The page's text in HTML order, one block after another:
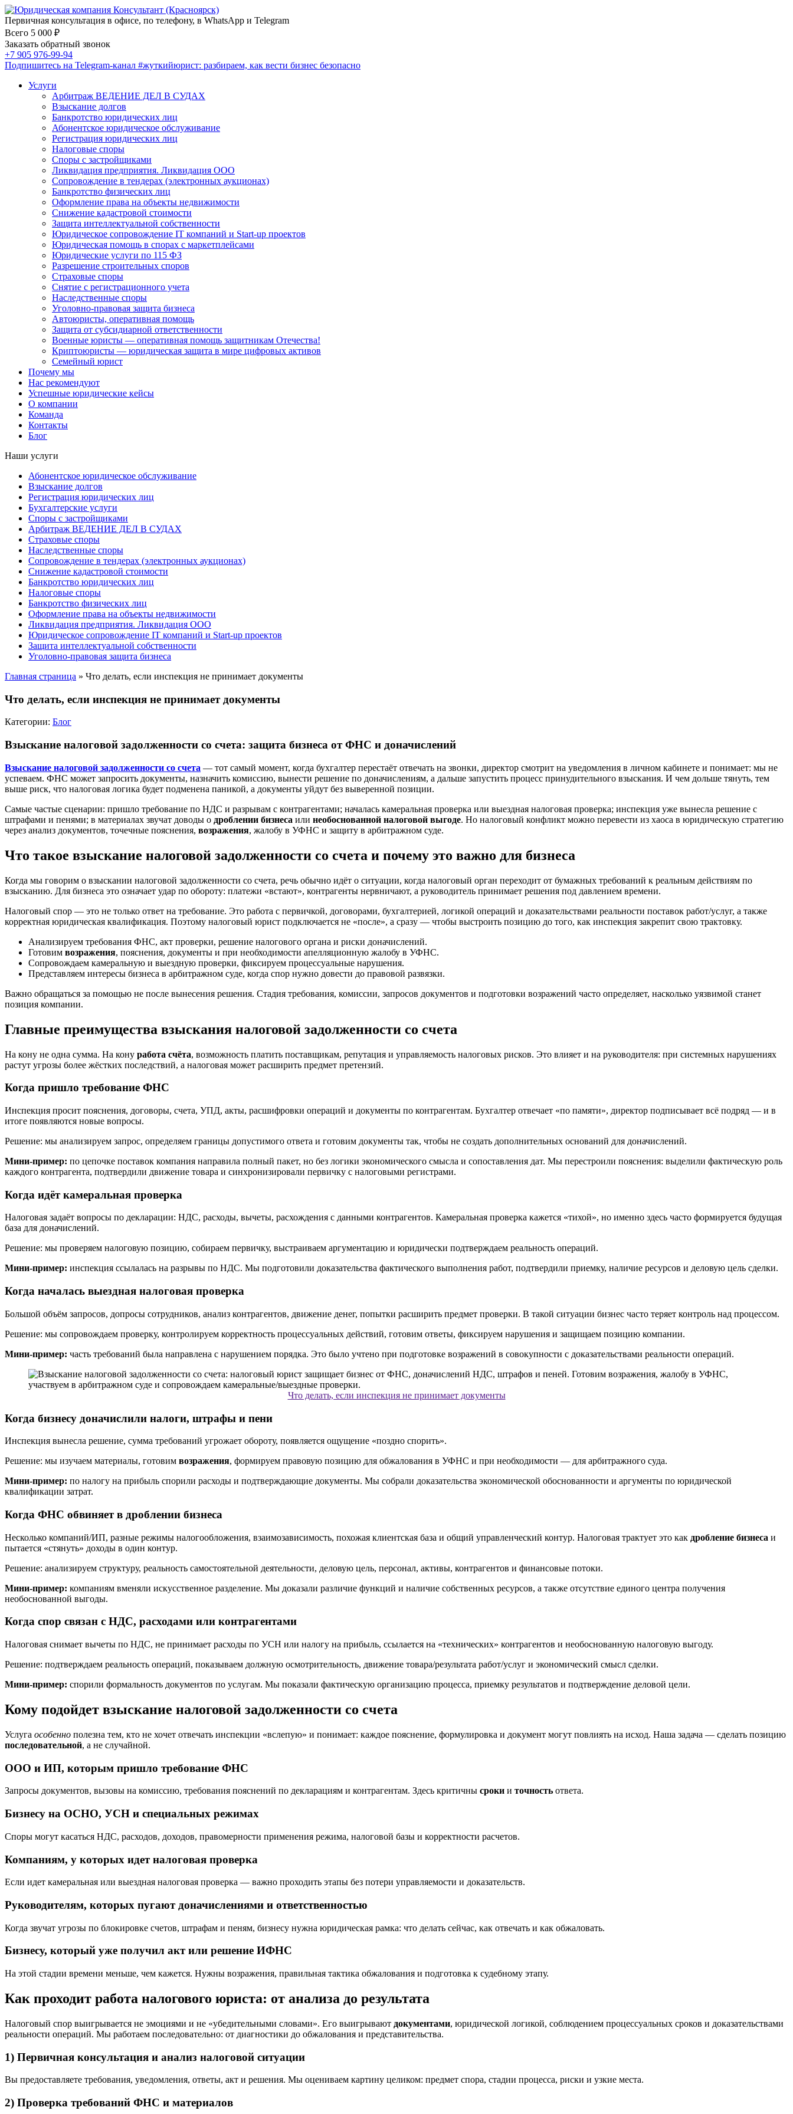
Первичная консультация в офисе, по телефону, в WhatsApp и Telegram
Всего 5 000 ₽
Заказать обратный звонок
+7 905 976-99-94
Подпишитесь на Telegram-канал #жуткийюрист: разбираем, как вести бизнес безопасно
Услуги
Арбитраж ВЕДЕНИЕ ДЕЛ В СУДАХ
Взыскание долгов
Банкротство юридических лиц
Абонентское юридическое обслуживание
Регистрация юридических лиц
Налоговые споры
Споры с застройщиками
Ликвидация предприятия. Ликвидация ООО
Сопровождение в тендерах (электронных аукционах)
Банкротство физических лиц
Оформление права на объекты недвижимости
Снижение кадастровой стоимости
Защита интеллектуальной собственности
Юридическое сопровождение IT компаний и Start-up проектов
Юридическая помощь в спорах с маркетплейсами
Юридические услуги по 115 ФЗ
Разрешение строительных споров
Страховые споры
Снятие с регистрационного учета
Наследственные споры
Уголовно-правовая защита бизнеса
Автоюристы, оперативная помощь
Защита от субсидиарной ответственности
Военные юристы — оперативная помощь защитникам Отечества!
Криптоюристы — юридическая защита в мире цифровых активов
Семейный юрист
Почему мы
Нас рекомендуют
Успешные юридические кейсы
О компании
Команда
Контакты
Блог
Наши услуги
Абонентское юридическое обслуживание
Взыскание долгов
Регистрация юридических лиц
Бухгалтерские услуги
Споры с застройщиками
Арбитраж ВЕДЕНИЕ ДЕЛ В СУДАХ
Страховые споры
Наследственные споры
Сопровождение в тендерах (электронных аукционах)
Снижение кадастровой стоимости
Банкротство юридических лиц
Налоговые споры
Банкротство физических лиц
Оформление права на объекты недвижимости
Ликвидация предприятия. Ликвидация ООО
Юридическое сопровождение IT компаний и Start-up проектов
Защита интеллектуальной собственности
Уголовно-правовая защита бизнеса
Главная страница » Что делать, если инспекция не принимает документы
Что делать, если инспекция не принимает документы
Категории: Блог
Взыскание налоговой задолженности со счета: защита бизнеса от ФНС и доначислений
Взыскание налоговой задолженности со счета — тот самый момент, когда бухгалтер перестаёт отвечать на звонки, директор смотрит на уведомления в личном кабинете и понимает: мы не
успеваем. ФНС может запросить документы, назначить комиссию, вынести решение по доначислениям, а дальше запустить процесс принудительного взыскания. И чем дольше тянуть, тем
выше риск, что налоговая логика будет подменена паникой, а документы уйдут без выверенной позиции.
Самые частые сценарии: пришло требование по НДС и разрывам с контрагентами; началась камеральная проверка или выездная налоговая проверка; инспекция уже вынесла решение с
штрафами и пенями; в материалах звучат доводы о дроблении бизнеса или необоснованной налоговой выгоде. Но налоговый конфликт можно перевести из хаоса в юридическую стратегию
через анализ документов, точечные пояснения, возражения, жалобу в УФНС и защиту в арбитражном суде.
Что такое взыскание налоговой задолженности со счета и почему это важно для бизнеса
Когда мы говорим о взыскании налоговой задолженности со счета, речь обычно идёт о ситуации, когда налоговый орган переходит от бумажных требований к реальным действиям по
взысканию. Для бизнеса это означает удар по обороту: платежи «встают», контрагенты нервничают, а руководитель принимает решения под давлением времени.
Налоговый спор — это не только ответ на требование. Это работа с первичкой, договорами, бухгалтерией, логикой операций и доказательствами реальности поставок работ/услуг, а также
корректная юридическая квалификация. Поэтому налоговый юрист подключается не «после», а сразу — чтобы выстроить позицию до того, как инспекция закрепит свою трактовку.
Анализируем требования ФНС, акт проверки, решение налогового органа и риски доначислений.
Готовим возражения, пояснения, документы и при необходимости апелляционную жалобу в УФНС.
Сопровождаем камеральную и выездную проверки, фиксируем процессуальные нарушения.
Представляем интересы бизнеса в арбитражном суде, когда спор нужно довести до правовой развязки.
Важно обращаться за помощью не после вынесения решения. Стадия требования, комиссии, запросов документов и подготовки возражений часто определяет, насколько уязвимой станет
позиция компании.
Главные преимущества взыскания налоговой задолженности со счета
На кону не одна сумма. На кону работа счёта, возможность платить поставщикам, репутация и управляемость налоговых рисков. Это влияет и на руководителя: при системных нарушениях
растут угрозы более жёстких последствий, а налоговая может расширить предмет претензий.
Когда пришло требование ФНС
Инспекция просит пояснения, договоры, счета, УПД, акты, расшифровки операций и документы по контрагентам. Бухгалтер отвечает «по памяти», директор подписывает всё подряд — и в
итоге появляются новые вопросы.
Решение: мы анализируем запрос, определяем границы допустимого ответа и готовим документы так, чтобы не создать дополнительных оснований для доначислений.
Мини-пример: по цепочке поставок компания направила полный пакет, но без логики экономического смысла и сопоставления дат. Мы перестроили пояснения: выделили фактическую роль
каждого контрагента, подтвердили движение товара и синхронизировали первичку с налоговыми регистрами.
Когда идёт камеральная проверка
Налоговая задаёт вопросы по декларации: НДС, расходы, вычеты, расхождения с данными контрагентов. Камеральная проверка кажется «тихой», но именно здесь часто формируется будущая
база для доначислений.
Решение: мы проверяем налоговую позицию, собираем первичку, выстраиваем аргументацию и юридически подтверждаем реальность операций.
Мини-пример: инспекция ссылалась на разрывы по НДС. Мы подготовили доказательства фактического выполнения работ, подтвердили приемку, наличие ресурсов и деловую цель сделки.
Когда началась выездная налоговая проверка
Большой объём запросов, допросы сотрудников, анализ контрагентов, движение денег, попытки расширить предмет проверки. В такой ситуации бизнес часто теряет контроль над процессом.
Решение: мы сопровождаем проверку, контролируем корректность процессуальных действий, готовим ответы, фиксируем нарушения и защищаем позицию компании.
Мини-пример: часть требований была направлена с нарушением порядка. Это было учтено при подготовке возражений в совокупности с доказательствами реальности операций.
Что делать, если инспекция не принимает документы
Когда бизнесу доначислили налоги, штрафы и пени
Инспекция вынесла решение, сумма требований угрожает обороту, появляется ощущение «поздно спорить».
Решение: мы изучаем материалы, готовим возражения, формируем правовую позицию для обжалования в УФНС и при необходимости — для арбитражного суда.
Мини-пример: по налогу на прибыль спорили расходы и подтверждающие документы. Мы собрали доказательства экономической обоснованности и аргументы по юридической
квалификации затрат.
Когда ФНС обвиняет в дроблении бизнеса
Несколько компаний/ИП, разные режимы налогообложения, взаимозависимость, похожая клиентская база и общий управленческий контур. Налоговая трактует это как дробление бизнеса и
пытается «стянуть» доходы в один контур.
Решение: анализируем структуру, реальность самостоятельной деятельности, деловую цель, персонал, активы, контрагентов и финансовые потоки.
Мини-пример: компаниям вменяли искусственное разделение. Мы доказали различие функций и наличие собственных ресурсов, а также отсутствие единого центра получения
необоснованной выгоды.
Когда спор связан с НДС, расходами или контрагентами
Налоговая снимает вычеты по НДС, не принимает расходы по УСН или налогу на прибыль, ссылается на «технических» контрагентов и необоснованную налоговую выгоду.
Решение: подтверждаем реальность операций, показываем должную осмотрительность, движение товара/результата работ/услуг и экономический смысл сделки.
Мини-пример: спорили формальность документов по услугам. Мы показали фактическую организацию процесса, приемку результатов и подтверждение деловой цели.
Кому подойдет взыскание налоговой задолженности со счета
Услуга особенно полезна тем, кто не хочет отвечать инспекции «вслепую» и понимает: каждое пояснение, формулировка и документ могут повлиять на исход. Наша задача — сделать позицию
последовательной, а не случайной.
ООО и ИП, которым пришло требование ФНС
Запросы документов, вызовы на комиссию, требования пояснений по декларациям и контрагентам. Здесь критичны сроки и точность ответа.
Бизнесу на ОСНО, УСН и специальных режимах
Споры могут касаться НДС, расходов, доходов, правомерности применения режима, налоговой базы и корректности расчетов.
Компаниям, у которых идет налоговая проверка
Если идет камеральная или выездная налоговая проверка — важно проходить этапы без потери управляемости и доказательств.
Руководителям, которых пугают доначислениями и ответственностью
Когда звучат угрозы по блокировке счетов, штрафам и пеням, бизнесу нужна юридическая рамка: что делать сейчас, как отвечать и как обжаловать.
Бизнесу, который уже получил акт или решение ИФНС
На этой стадии времени меньше, чем кажется. Нужны возражения, правильная тактика обжалования и подготовка к судебному этапу.
Как проходит работа налогового юриста: от анализа до результата
Налоговый спор выигрывается не эмоциями и не «убедительными словами». Его выигрывают документами, юридической логикой, соблюдением процессуальных сроков и доказательствами
реальности операций. Мы работаем последовательно: от диагностики до обжалования и представительства.
1) Первичная консультация и анализ налоговой ситуации
Вы предоставляете требования, уведомления, ответы, акт и решения. Мы оцениваем картину целиком: предмет спора, стадии процесса, риски и узкие места.
2) Проверка требований ФНС и материалов